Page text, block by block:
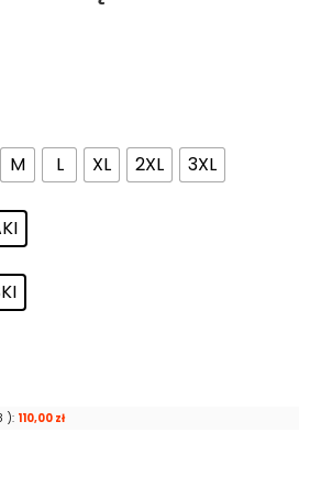
M L XL 2XL 3XL
): 110,00 zł